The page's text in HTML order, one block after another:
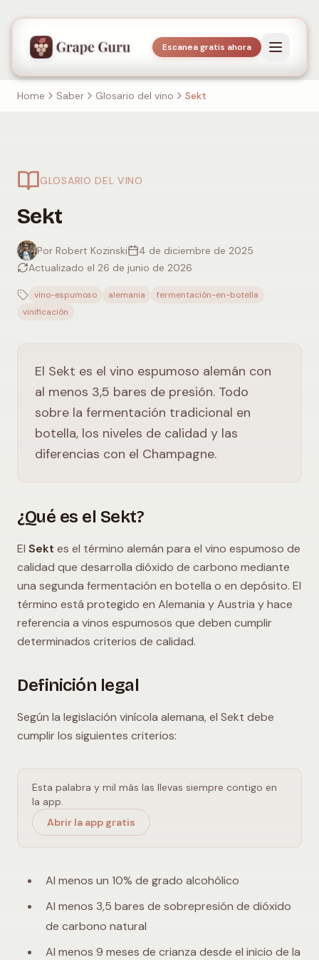
Escanea gratis ahora
Home Saber Glosario del vino Sekt
GLOSARIO DEL VINO
Sekt
Por Robert Kozinski
4 de diciembre de 2025
Actualizado el 26 de junio de 2026
vino-espumoso alemania
fermentación-en-botella
vinificación
El Sekt es el vino espumoso alemán con
al menos 3,5 bares de presión. Todo
sobre la fermentación tradicional en
botella, los niveles de calidad y las
diferencias con el Champagne.
¿Qué es el Sekt?
El Sekt es el término alemán para el vino espumoso de
calidad que desarrolla dióxido de carbono mediante
una segunda fermentación en botella o en depósito. El
término está protegido en Alemania y Austria y hace
referencia a vinos espumosos que deben cumplir
determinados criterios de calidad.
Definición legal
Según la legislación vinícola alemana, el Sekt debe
cumplir los siguientes criterios:
Esta palabra y mil más las llevas siempre contigo en
la app.
Abrir la app gratis
Al menos un 10% de grado alcohólico
Al menos 3,5 bares de sobrepresión de dióxido
de carbono natural
Al menos 9 meses de crianza desde el inicio de la